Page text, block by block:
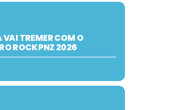
VAI TREMER COM O
ROCK PNZ 2026